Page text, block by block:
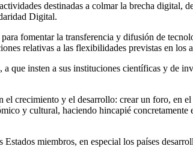
destinadas a colmar la brecha
Digital.
fomentar la transferencia y difusión de
relativas a las flexibilidades previstas en
que insten a sus instituciones científicas y de
crecimiento y el desarrollo: crear un foro, en
y cultural, haciendo hincapié
miembros, en especial los países